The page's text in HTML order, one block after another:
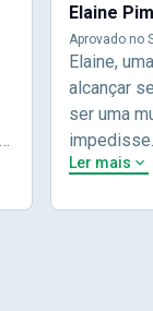
Elaine
Aprovado no
Elaine,
alcançar
ser uma
concursos
objetivos
Ler mais